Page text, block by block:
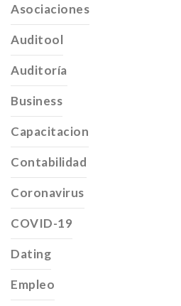
Asociaciones
Auditool
Auditoría
Business
Capacitacion
Contabilidad
Coronavirus
COVID-19
Dating
Empleo